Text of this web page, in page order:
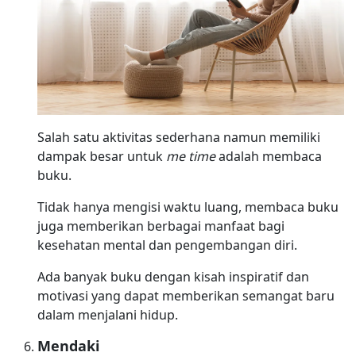
Salah satu aktivitas sederhana namun memiliki
dampak besar untuk me timeadalah membaca
buku.
Tidak hanya mengisi waktu luang, membaca buku
juga memberikan berbagai manfaat bagi
kesehatan mental dan pengembangan diri.
Ada banyak buku dengan kisah inspiratif dan
motivasi yang dapat memberikan semangat baru
dalam menjalani hidup.
Mendaki